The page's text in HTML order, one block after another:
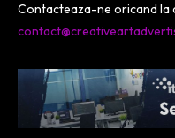
Contacteaza-ne oricand la